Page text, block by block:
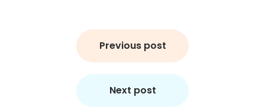
Previous post
Next post